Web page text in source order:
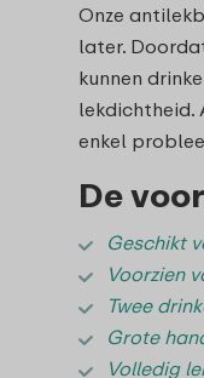
Onze
later.
kunnen
lekdichtheid.
enkel
De
Geschikt
Voorzien
Twee
Grote
Volledig